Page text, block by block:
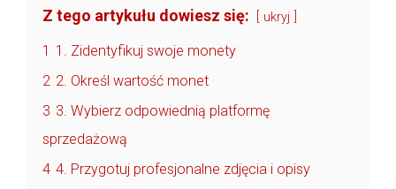
Z tego artykułu dowiesz się: ukryj
1 1. Zidentyfikuj swoje monety
2 2. Określ wartość monet
3 3. Wybierz odpowiednią platformę
sprzedażową
4 4. Przygotuj profesjonalne zdjęcia i opisy